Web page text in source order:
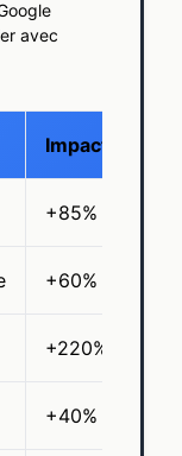
avec
Impact
+85% de
+60% de trafic
+220% de
+40% de